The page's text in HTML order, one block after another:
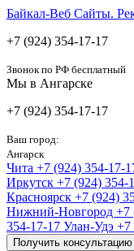
Байкал-Веб Сайты.
+7 (924) 354-17-17
Звонок по РФ бесплатный
Мы в Ангарске
+7 (924) 354-17-17
Ваш город:
Ангарск
Чита +7 (924) 354-17-
Иркутск +7 (924) 354-
Красноярск +7 (924)
Нижний-Новгород +7
354-17-17 Улан-Удэ +7
Получить консультацию